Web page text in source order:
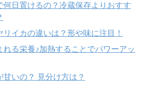
何日置けるの？冷蔵保存よりおすす
リイカの違いは？形や味に注目！
れる栄養♪加熱することでパワーアッ
甘いの？ 見分け方は？